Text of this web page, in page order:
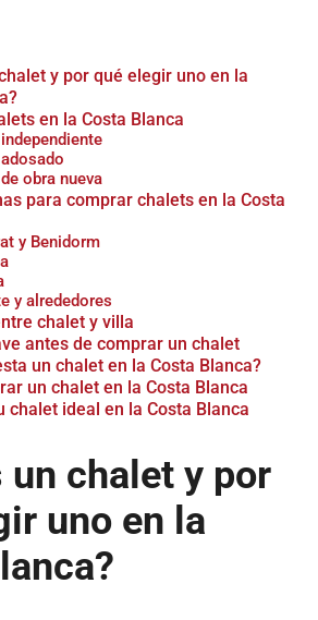
y por qué elegir uno en la
en la Costa Blanca
obra nueva
para comprar chalets en la Costa
y Benidorm
y alrededores
chalet y villa
antes de comprar un chalet
un chalet en la Costa Blanca?
un chalet en la Costa Blanca
chalet ideal en la Costa Blanca
un chalet y por
uno en la